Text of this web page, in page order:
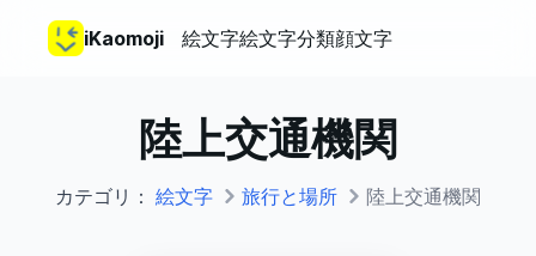
iKaomoji 絵文字絵文字分類顔文字
陸上交通機関
カテゴリ： 絵文字 旅行と場所 陸上交通機関